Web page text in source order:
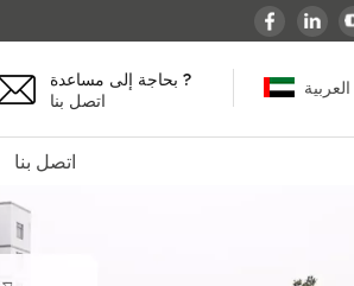
العربية
بحاجة إلى مساعدة ?
اتصل بنا
اتصل بنا